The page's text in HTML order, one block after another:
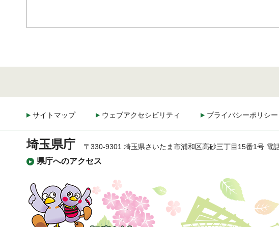
サイトマップ ウェブアクセシビリティ プライバシーポリシ
埼玉県庁
県庁へのアクセス
〒330-9301 埼玉県さいたま市浦和区高砂三丁目15番1号 電